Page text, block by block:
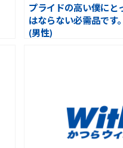
プライドの高い僕にと
はならない必需品です
(男性)